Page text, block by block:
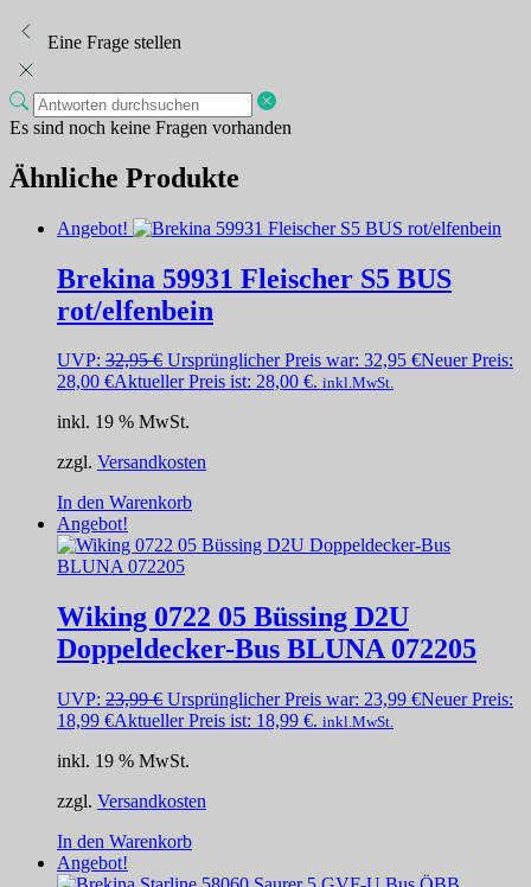
Eine Frage stellen
Es sind noch keine Fragen vorhanden
Ähnliche Produkte
Angebot!
Brekina 59931 Fleischer S5 BUS
rot/elfenbein
UVP: 32,95€ Ursprünglicher Preis war: 32,95 €Neuer Preis:
28,00 €Aktueller Preis ist: 28,00 €. inkl.MwSt.
inkl. 19 % MwSt.
zzgl. Versandkosten
In den Warenkorb
Angebot!
Wiking 0722 05 Büssing D2U
Doppeldecker-Bus BLUNA 072205
UVP: 23,99€ Ursprünglicher Preis war: 23,99 €Neuer Preis:
18,99 €Aktueller Preis ist: 18,99 €. inkl.MwSt.
inkl. 19 % MwSt.
zzgl. Versandkosten
In den Warenkorb
Angebot!